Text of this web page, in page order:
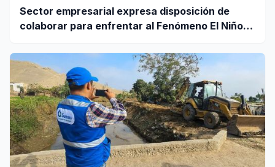
Sector empresarial expresa disposición de
colaborar para enfrentar al Fenómeno El Niño,